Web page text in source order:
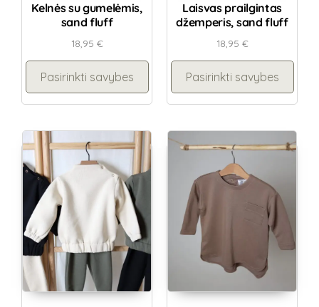
Kelnės su gumelėmis,
sand fluff
18,95 €
Pasirinkti savybes
Laisvas prailgintas
džemperis, sand fluff
18,95 €
Pasirinkti savybes